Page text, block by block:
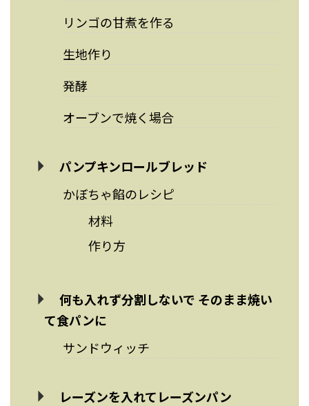
リンゴの甘煮を作る
生地作り
発酵
オーブンで焼く場合
パンプキンロールブレッド
かぼちゃ餡のレシピ
材料
作り方
何も入れず分割しないで そのまま焼い
て食パンに
サンドウィッチ
レーズンを入れてレーズンパン